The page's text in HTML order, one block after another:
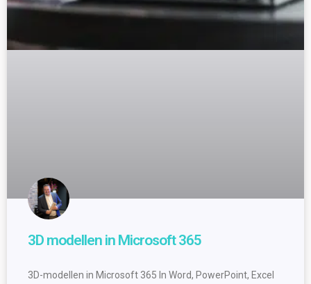
3D modellen in Microsoft 365
3D-modellen in Microsoft 365 In Word, PowerPoint, Excel